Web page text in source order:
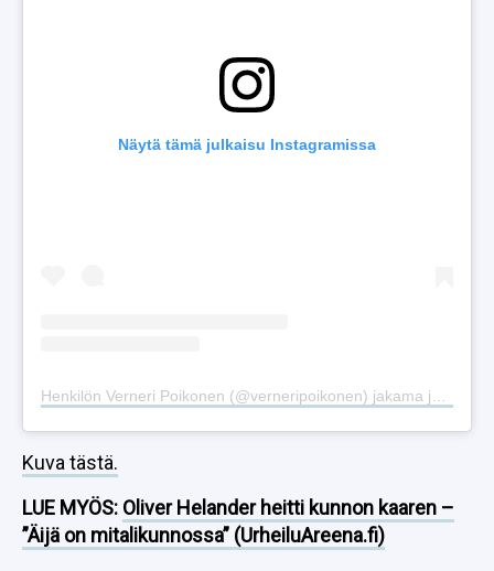
Näytä tämä julkaisu Instagramissa
Kuva tästä.
LUE MYÖS: Oliver Helander heitti kunnon kaaren –
”Äijä on mitalikunnossa” (UrheiluAreena.fi)